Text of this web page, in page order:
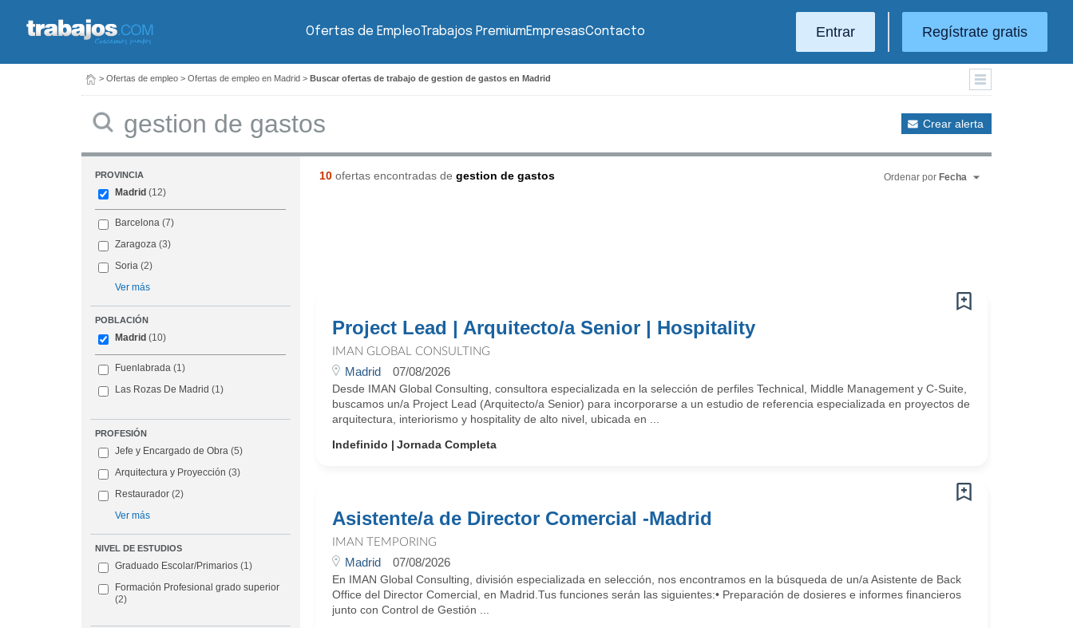
Ofertas de EmpleoTrabajos PremiumEmpresasContacto Entrar Regístrate gratis
> Ofertas de empleo > Ofertas de empleo en Madrid > Buscar ofertas de trabajo de gestion de gastos en Madrid
Crear alerta
PROVINCIA
Madrid (12)
Barcelona (7)
Zaragoza (3)
Soria (2)
Ver más
POBLACIÓN
Madrid (10)
Fuenlabrada (1)
Las Rozas De Madrid (1)
PROFESIÓN
Jefe y Encargado de Obra (5)
Arquitectura y Proyección (3)
Restaurador (2)
Ver más
NIVEL DE ESTUDIOS
Graduado Escolar/Primarios (1)
Formación Profesional grado superior
(2)
10ofertas encontradas de gestion de gastos Ordenar por Fecha
Project Lead | Arquitecto/a Senior | Hospitality
IMAN GLOBAL CONSULTING
Madrid 07/08/2026
Desde IMAN Global Consulting, consultora especializada en la selección de perfiles Technical, Middle Management y C-Suite,
buscamos un/a Project Lead (Arquitecto/a Senior) para incorporarse a un estudio de referencia especializada en proyectos de
arquitectura, interiorismo y hospitality de alto nivel, ubicada en ...
Indefinido
Jornada Completa
Asistente/a de Director Comercial -Madrid
IMAN TEMPORING
Madrid 07/08/2026
En IMAN Global Consulting, división especializada en selección, nos encontramos en la búsqueda de un/a Asistente de Back
Office del Director Comercial, en Madrid.Tus funciones serán las siguientes:• Preparación de dosieres e informes financieros
junto con Control de Gestión ...